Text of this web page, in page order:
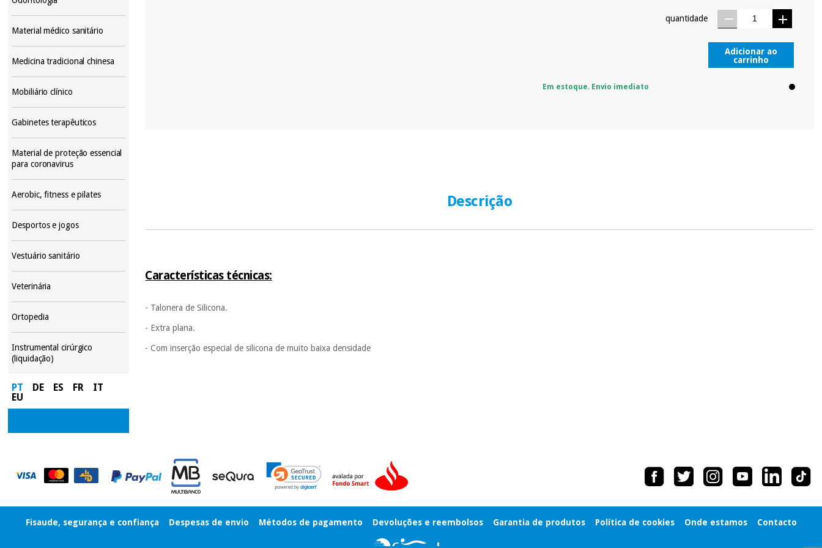
Material médico sanitário
Medicina tradicional chinesa
Mobiliário clínico
Gabinetes terapêuticos
Material de proteção essencial
para coronavirus
Aerobic, fitness e pilates
Desportos e jogos
Vestuário sanitário
Veterinária
Ortopedia
Instrumental cirúrgico
(liquidação)
PT DE ES FR
IT
EU
quantidade
Adicionar ao
carrinho
Em estoque. Envio imediato
Descrição
Características técnicas:
- Talonera de Silicona.
- Extra plana.
- Com inserção especial de silicona de muito baixa densidade
Fisaude, segurança e confiança Despesas de envio Métodos de pagamento Devoluções e reembolsos Garantia de produtos Política de cookies Onde estamos Contacto